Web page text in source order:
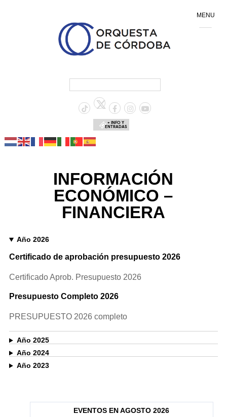
+ INFO Y
ENTRADAS
INFORMACIÓN
ECONÓMICO –
FINANCIERA
Año 2026
Certificado de aprobación presupuesto 2026
Certificado Aprob. Presupuesto 2026
Presupuesto Completo 2026
PRESUPUESTO 2026 completo
Año 2025
Año 2024
Año 2023
EVENTOS EN AGOSTO 2026
MENU